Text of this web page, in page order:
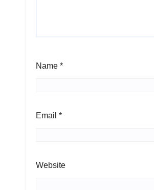
Name *
Email *
Website